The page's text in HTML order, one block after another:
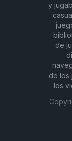
y
de
de los
los